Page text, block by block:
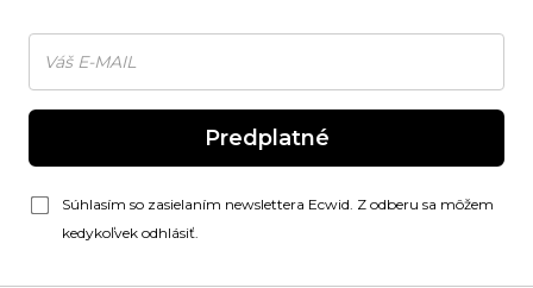
Predplatné
Súhlasím so zasielaním newslettera Ecwid. Z odberu sa môžem
kedykoľvek odhlásiť.